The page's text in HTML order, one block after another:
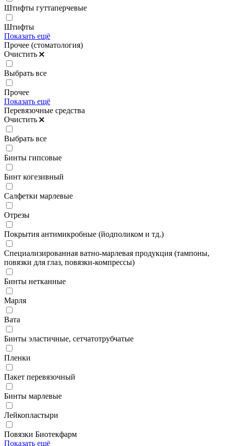
Штифты гуттаперчевые
Штифты
Показать ещё
Прочее (стоматология)
Очистить
Выбрать все
Прочее
Показать ещё
Перевязочные средства
Очистить
Выбрать все
Бинты гипсовые
Бинт когезивный
Салфетки марлевые
Отрезы
Покрытия антимикробные (йодполиком и тд.)
Специализированная ватно-марлевая продукция (тампоны,
повязки для глаз, повязки-компрессы)
Бинты нетканные
Марля
Вата
Бинты эластичные, сетчатотрубчатые
Пленки
Пакет перевязочный
Бинты марлевые
Лейкопластыри
Повязки Биотекфарм
Показать ещё